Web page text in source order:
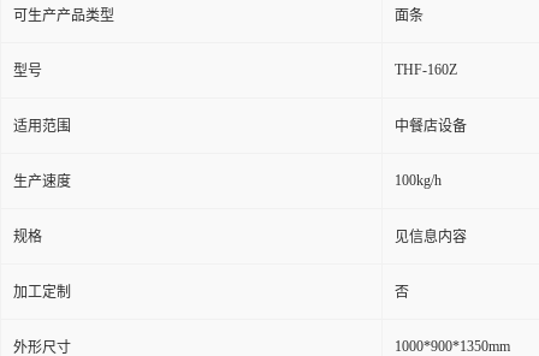
可生产产品类型 面条
型号 THF-160Z
适用范围 中餐店设备
生产速度 100kg/h
规格 见信息内容
加工定制 否
外形尺寸 1000*900*1350mm